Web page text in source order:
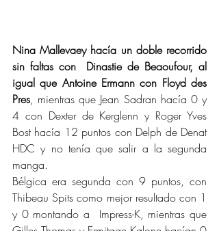
Nina Mallevaey hacía un doble recorrido
sin faltas con  Dinastie de Beaoufour, al
igual que Antoine Ermann con Floyd des
Pres, mientras que Jean Sadran hacía 0 y
4 con Dexter de Kerglenn y Roger Yves
Bost hacía 12 puntos con Delph de Denat
HDC y no tenía que salir a la segunda
manga.
Bélgica era segunda con 9 puntos, con
Thibeau Spits como mejor resultado con 1
y 0 montando a  Impress-K, mientras que